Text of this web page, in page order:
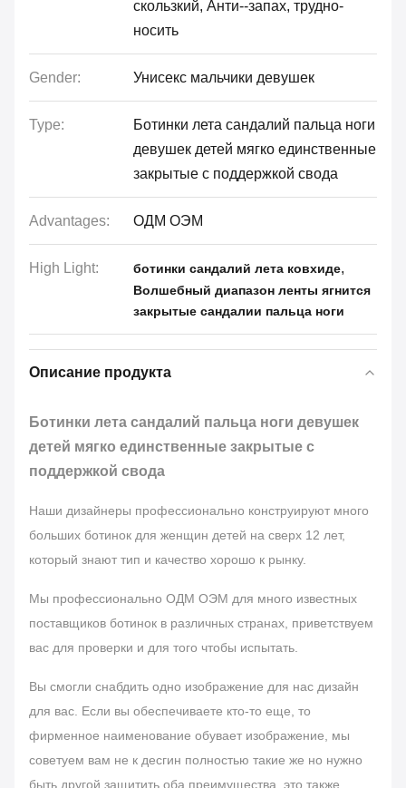
скользкий, Анти--запах, трудно-
носить
Gender: Унисекс мальчики девушек
Type:
Ботинки лета сандалий пальца ноги
девушек детей мягко единственные
закрытые с поддержкой свода
Advantages: ОДМ ОЭМ
High Light: ботинки сандалий лета ковхиде,
Волшебный диапазон ленты ягнится
закрытые сандалии пальца ноги
Описание продукта
Ботинки лета сандалий пальца ноги девушек
детей мягко единственные закрытые с
поддержкой свода
Наши дизайнеры профессионально конструируют много
больших ботинок для женщин детей на сверх 12 лет,
который знают тип и качество хорошо к рынку.
Мы профессионально ОДМ ОЭМ для много известных
поставщиков ботинок в различных странах, приветствуем
вас для проверки и для того чтобы испытать.
Вы смогли снабдить одно изображение для нас дизайн
для вас. Если вы обеспечиваете кто-то еще, то
фирменное наименование обувает изображение, мы
советуем вам не к десгин полностью такие же но нужно
быть другой защитить оба преимущества, это также